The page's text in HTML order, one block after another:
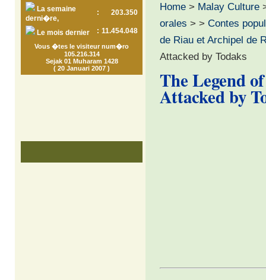
La semaine
derni�re,
: 203.350
Le mois dernier : 11.454.048
Vous �tes le visiteur num�ro
105.216.314
Sejak 01 Muharam 1428
( 20 Januari 2007 )
Home > Malay Culture
orales > > Contes
de Riau et Archipel de
Attacked by Todaks
The Legend
Attacked by